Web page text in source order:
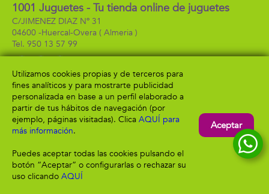
Filtrar
1001 Juguetes - Tu tienda online de juguetes
C/JIMENEZ DIAZ Nº 31
04600 -Huercal-Overa ( Almeria )
950 13 57 99
Información
Aviso legal
Política de privacidad
Política de cookies
Atención al cliente
Envío y devolución
Utilizamos cookies propias y de terceros para
fines analíticos y para mostrarte publicidad
personalizada en base a un perfil elaborado a
partir de tus hábitos de navegación (por
ejemplo, páginas visitadas). Clica AQUÍ para
más información.
Puedes aceptar todas las cookies pulsando el
botón “Aceptar” o configurarlas o rechazar su
uso clicando AQUÍ
Aceptar